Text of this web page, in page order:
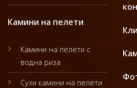
Камини на пелети
Камини на пелети с
водна риза
Сухи камини на пелети